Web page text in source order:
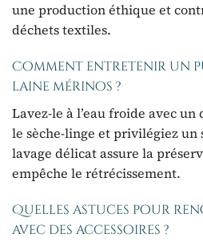
une production éthique et
déchets textiles.
Comment entretenir un
laine mérinos ?
Lavez-le à l’eau froide avec
le sèche-linge et privilégiez un
lavage délicat assure la
empêche le rétrécissement.
Quelles astuces pour
avec des accessoires ?